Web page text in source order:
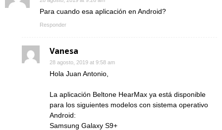
Para cuando esa aplicación en Android?
Responder
Vanesa
28 agosto, 2019 at 9:58 am
Hola Juan Antonio,
La aplicación Beltone HearMax ya está disponible
para los siguientes modelos con sistema operativo
Android:
Samsung Galaxy S9+